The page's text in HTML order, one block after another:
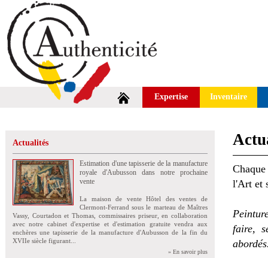
Expertise Inventaire
Actualités
Estimation d'une tapisserie de la manufacture
royale d'Aubusson dans notre prochaine
vente
La maison de vente Hôtel des ventes de
Clermont-Ferrand sous le marteau de Maîtres
Vassy, Courtadon et Thomas, commissaires priseur, en collaboration
avec notre cabinet d'expertise et d'estimation gratuite vendra aux
enchères une tapisserie de la manufacture d'Aubusson de la fin du
XVIIe siècle figurant...
» En savoir plus
l'Art et
faire,